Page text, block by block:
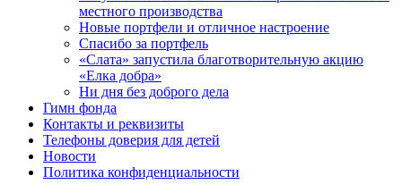
местного производства
Новые портфели и отличное настроение
Спасибо за портфель
«Слата» запустила благотворительную акцию
«Елка добра»
Ни дня без доброго дела
Гимн фонда
Контакты и реквизиты
Телефоны доверия для детей
Новости
Политика конфиденциальности